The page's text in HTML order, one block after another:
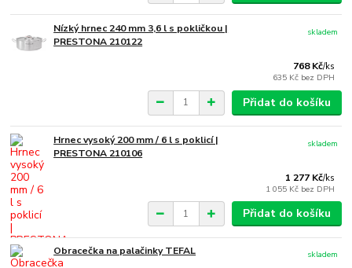
Nízký hrnec 240 mm 3,6 l s pokličkou |
PRESTONA 210122
768 Kč/ks
635 Kč bez DPH
skladem
Přidat do košíku
Hrnec vysoký 200 mm / 6 l s poklicí |
PRESTONA 210106
1 277 Kč/ks
1 055 Kč bez DPH
skladem
Přidat do košíku
Obracečka na palačinky TEFAL
skladem